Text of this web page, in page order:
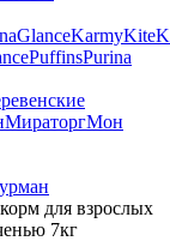
GlanceKarmy
PuffinsPurina
МираторгМон
для взрослых
7кг